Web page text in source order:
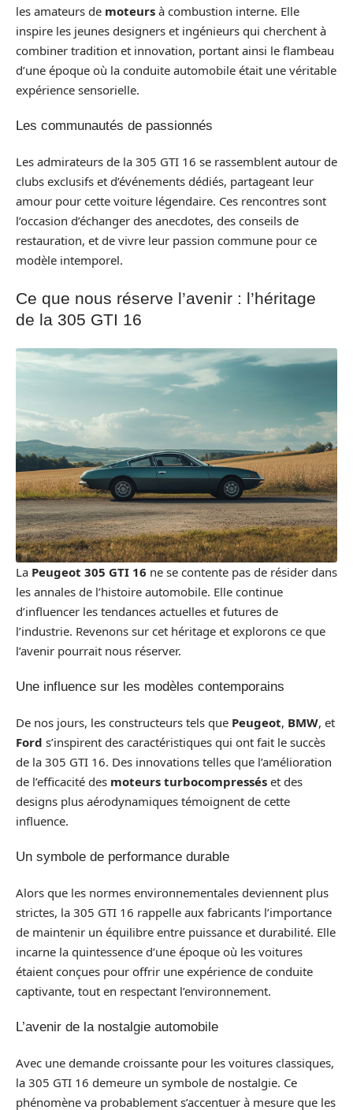
les amateurs de moteurs à combustion interne. Elle
inspire les jeunes designers et ingénieurs qui cherchent à
combiner tradition et innovation, portant ainsi le flambeau
d’une époque où la conduite automobile était une véritable
expérience sensorielle.
Les communautés de passionnés
Les admirateurs de la 305 GTI 16 se rassemblent autour de
clubs exclusifs et d’événements dédiés, partageant leur
amour pour cette voiture légendaire. Ces rencontres sont
l’occasion d’échanger des anecdotes, des conseils de
restauration, et de vivre leur passion commune pour ce
modèle intemporel.
Ce que nous réserve l’avenir : l’héritage
de la 305 GTI 16
La Peugeot 305 GTI 16 ne se contente pas de résider dans
les annales de l’histoire automobile. Elle continue
d’influencer les tendances actuelles et futures de
l’industrie. Revenons sur cet héritage et explorons ce que
l’avenir pourrait nous réserver.
Une influence sur les modèles contemporains
De nos jours, les constructeurs tels que Peugeot, BMW, et
Ford s’inspirent des caractéristiques qui ont fait le succès
de la 305 GTI 16. Des innovations telles que l’amélioration
de l’efficacité des moteurs turbocompressés et des
designs plus aérodynamiques témoignent de cette
influence.
Un symbole de performance durable
Alors que les normes environnementales deviennent plus
strictes, la 305 GTI 16 rappelle aux fabricants l’importance
de maintenir un équilibre entre puissance et durabilité. Elle
incarne la quintessence d’une époque où les voitures
étaient conçues pour offrir une expérience de conduite
captivante, tout en respectant l’environnement.
L’avenir de la nostalgie automobile
Avec une demande croissante pour les voitures classiques,
la 305 GTI 16 demeure un symbole de nostalgie. Ce
phénomène va probablement s’accentuer à mesure que les